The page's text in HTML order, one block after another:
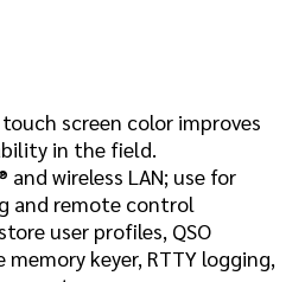
screen color improves
in the field.
wireless LAN; use for
and remote control
user profiles, QSO
memory keyer, RTTY logging,